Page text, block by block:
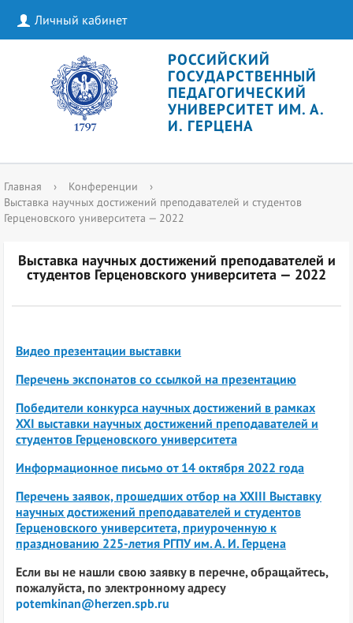
Личный кабинет
РОССИЙСКИЙ
ГОСУДАРСТВЕННЫЙ
ПЕДАГОГИЧЕСКИЙ
УНИВЕРСИТЕТ ИМ. А.
И. ГЕРЦЕНА
Главная › Конференции
›
Выставка научных достижений преподавателей и студентов
Герценовского университета — 2022
Выставка научных достижений преподавателей и
студентов Герценовского университета — 2022
Видео презентации выставки
Перечень экспонатов со ссылкой на презентацию
Победители конкурса научных достижений в рамках
XXI выставки научных достижений преподавателей и
студентов Герценовского университета
Информационное письмо от 14 октября 2022 года
Перечень заявок, прошедших отбор на XXIII Выставку
научных достижений преподавателей и студентов
Герценовского университета, приуроченную к
празднованию 225-летия РГПУ им. А. И. Герцена
Если вы не нашли свою заявку в перечне, обращайтесь,
пожалуйста, по электронному адресу
potemkinan@herzen.spb.ru